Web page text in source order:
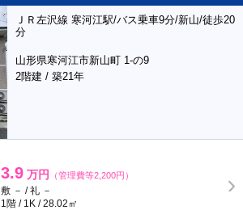
ＪＲ左沢線 寒河江駅/バス乗車9分/新山/徒歩20
分
山形県寒河江市新山町 1-の9
2階建 / 築21年
3.9 万円 （管理費等2,200円）
敷 － / 礼 －
1階 / 1K / 28.02㎡